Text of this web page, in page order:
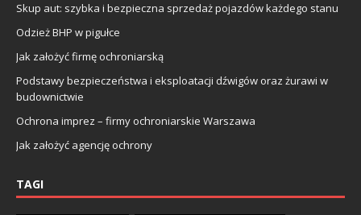
Skup aut: szybka i bezpieczna sprzedaż pojazdów każdego stanu
Odzież BHP w pigułce
Jak założyć firmę ochroniarską
Podstawy bezpieczeństwa i eksploatacji dźwigów oraz żurawi w
budownictwie
Ochrona imprez – firmy ochroniarskie Warszawa
Jak założyć agencję ochrony
TAGI